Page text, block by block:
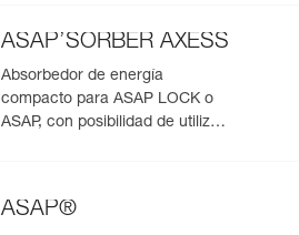
ASAP’SORBER AXESS
Absorbedor de energía
compacto para ASAP LOCK o
ASAP, con posibilidad de utilizar
ASAP®